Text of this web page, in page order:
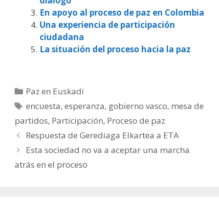
En apoyo al proceso de paz en Colombia
Una experiencia de participación
ciudadana
La situación del proceso hacia la paz
Categorías
Paz en Euskadi
Etiquetas
encuesta,esperanza, gobierno vasco, mesa de
partidos, Participación, Proceso de paz
Respuesta de Gerediaga Elkartea a ETA
Esta sociedad no va a aceptar una marcha
atrás en el proceso